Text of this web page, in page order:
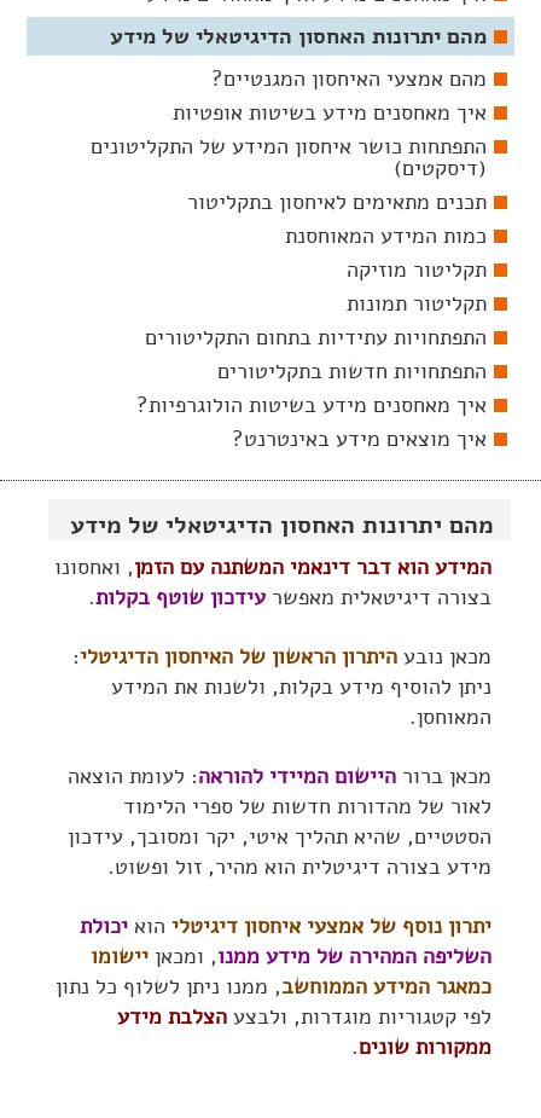
מהם יתרונות האחסון הדיגיטאלי של מידע
המידע הוא דבר דינאמי המשתנה עם הזמן, ואחסונו
בצורה דיגיטאלית מאפשר עידכון שוטף בקלות.
מכאן נובע היתרון הראשון של האיחסון הדיגיטלי:
ניתן להוסיף מידע בקלות, ולשנות את המידע
המאוחסן.
מכאן ברור היישום המיידי להוראה: לעומת הוצאה
לאור של מהדורות חדשות של ספרי הלימוד
הסטטיים, שהיא תהליך איטי, יקר ומסובך, עידכון
מידע בצורה דיגיטלית הוא מהיר, זול ופשוט.
יתרון נוסף של אמצעי איחסון דיגיטלי הוא יכולת
השליפה המהירה של מידע ממנו, ומכאן יישומו
כמאגר המידע הממוחשב, ממנו ניתן לשלוף כל נתון
לפי קטגוריות מוגדרות, ולבצע הצלבת מידע
ממקורות שונים.
מהם יתרונות האחסון הדיגיטאלי של מידע
מהם אמצעי האיחסון המגנטיים?
איך מאחסנים מידע בשיטות אופטיות
התפתחות כושר איחסון המידע של התקליטונים
(דיסקטים)
תכנים מתאימים לאיחסון בתקליטור
כמות המידע המאוחסנת
תקליטור מוזיקה
תקליטור תמונות
התפתחויות עתידיות בתחום התקליטורים
התפתחויות חדשות בתקליטורים
איך מאחסנים מידע בשיטות הולוגרפיות?
איך מוצאים מידע באינטרנט?